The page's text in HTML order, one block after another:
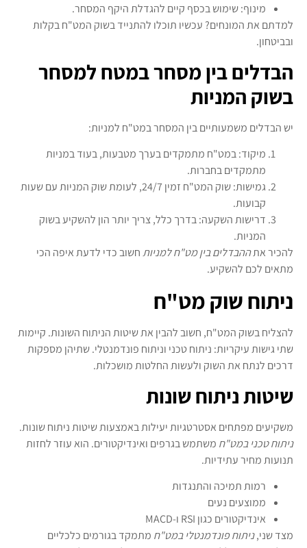
מינוף: שימוש בכסף קיים להגדלת היקף המסחר.
למדתם את המונחים? עכשיו תוכלו להתנייד בשוק המט"ח בקלות
ובביטחון.
הבדלים בין מסחר במטח למסחר
בשוק המניות
יש הבדלים משמעותיים בין המסחר במט"ח למניות:
מיקוד: במט"ח מתמקדים בערך מטבעות, בעוד במניות
מתמקדים בחברות.
גמישות: שוק המט"ח זמין 24/7, לעומת שוק המניות עם שעות
קבועות.
דרישות השקעה: בדרך כלל, צריך יותר הון להשקיע בשוק
המניות.
להכיר אתההבדלים בין מט"ח למניותחשוב כדי לדעת איפה הכי
מתאים לכם להשקיע.
ניתוח שוק מט"ח
להצליח בשוק המט"ח, חשוב להבין את שיטות הניתוח השונות. קיימות
שתי גישות עיקריות: ניתוח טכני וניתוח פונדמנטלי. שתיהן מספקות
דרכים לנתח את השוק ולעשות החלטות מושכלות.
שיטות ניתוח שונות
משקיעים מפתחים אסטרטגיות יעילות באמצעות שיטות ניתוח שונות.
ניתוח טכני במט"ח משתמש בגרפים ואינדיקטורים. הוא עוזר לחזות
תנועות מחיר עתידיות.
רמות תמיכה והתנגדות
ממוצעים נעים
אינדיקטורים כגון RSI ו-MACD
מצד שני,ניתוח פונדמנטלי במט"ח מתמקד בגורמים כלכליים